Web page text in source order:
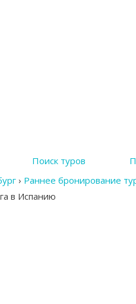
Поиск туров
› Раннее бронирование
в Испанию